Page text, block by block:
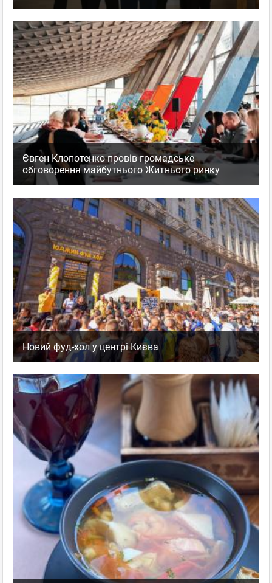
Євген Клопотенко провів громадське
обговорення майбутнього Житнього ринку
Новий фуд-хол у центрі Києва